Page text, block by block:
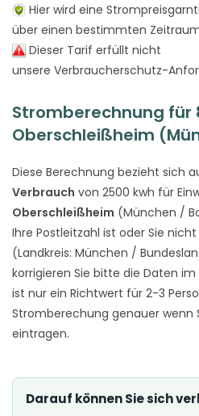
Hier wird eine
über einen bestimmten
Dieser Tarif erfüllt nicht
unsere Verbraucherschutz-
Stromberechnung für
Oberschleißheim
Diese Berechnung bezieht sich
Verbrauch von 2500 kwh für
Oberschleißheim (München /
Ihre Postleitzahl ist oder Sie
(Landkreis: München /
korrigieren Sie bitte die Daten im
ist nur ein Richtwert für 2-3
Stromberechung genauer wenn
eintragen.
Darauf können Sie sich